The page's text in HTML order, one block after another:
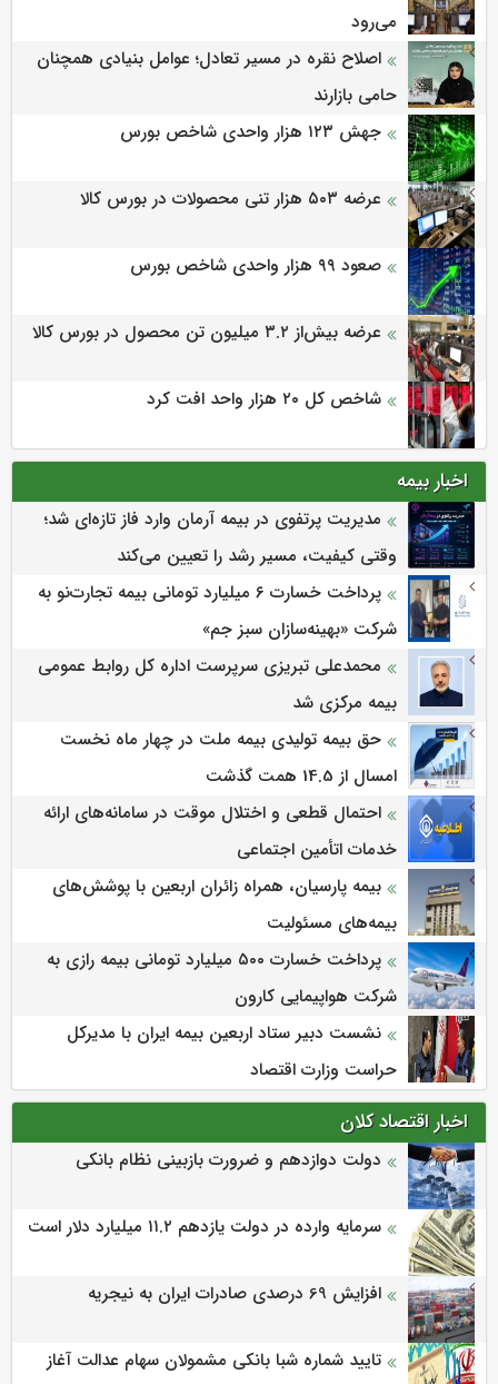
می‌‌رود
اصلاح نقره در مسیر تعادل؛ عوامل بنیادی همچنان
حامی بازارند
جهش ۱۲۳ هزار واحدی شاخص بورس
عرضه ۵۰۳ هزار تنی محصولات در بورس کالا
صعود ۹۹ هزار واحدی شاخص بورس
عرضه بیش‌از ۳.۲ میلیون تن محصول در بورس کالا
شاخص کل ۲۰ هزار واحد افت کرد
اخبار بیمه
مدیریت پرتفوی در بیمه آرمان وارد فاز تازه‌ای شد؛
وقتی کیفیت، مسیر رشد را تعیین می‌کند
پرداخت خسارت ۶ میلیارد تومانی بیمه تجارت‌نو به
شرکت «بهینه‌سازان سبز جم»
محمدعلی تبریزی سرپرست اداره كل روابط عمومی
بیمه مركزی شد
حق بیمه تولیدی بیمه ملت در چهار ماه نخست
امسال از 14.5 همت گذشت
احتمال قطعی و اختلال موقت در سامانه‌های ارائه
خدمات اتأمین اجتماعی
بیمه پارسیان، همراه زائران اربعین با پوشش‌های
بیمه‌های مسئولیت
پرداخت خسارت ۵۰۰ میلیارد تومانی بیمه رازی به
شرکت هواپیمایی کارون
نشست دبیر ستاد اربعین بیمه ایران با مدیرکل
حراست وزارت اقتصاد
اخبار اقتصاد کلان
دولت دوازدهم و ضرورت بازبینی نظام بانکی
سرمایه وارده در دولت یازدهم ۱۱.۲ میلیارد دلار است
افزایش 69 درصدی صادرات ایران به نیجریه
تایید شماره شبا بانکی مشمولان سهام عدالت آغاز